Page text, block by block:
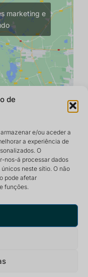
de
e/ou aceder a
a experiência de
O
nos-á processar dados
neste sítio. O não
pode afetar
funções.
marketing e